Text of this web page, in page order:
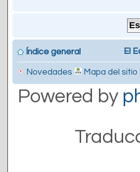
Índice general El
Novedades Mapa del sitio
Powered by